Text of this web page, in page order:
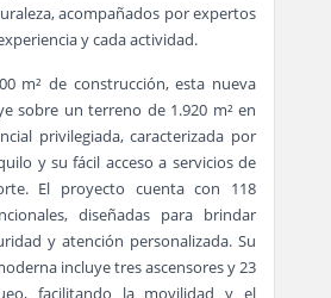
acompañados por expertos
y cada actividad.
m² de construcción, esta nueva
sobre un terreno de 1.920 m² en
privilegiada, caracterizada por
y su fácil acceso a servicios de
El proyecto cuenta con 118
diseñadas para brindar
y atención personalizada. Su
incluye tres ascensores y 23
facilitando la movilidad y el